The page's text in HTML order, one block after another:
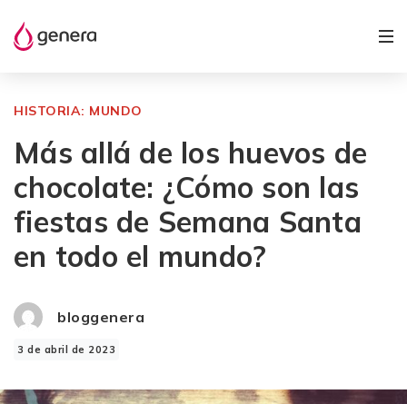
HISTORIA: MUNDO
Más allá de los huevos de
chocolate: ¿Cómo son las
fiestas de Semana Santa
en todo el mundo?
bloggenera
3 de abril de 2023